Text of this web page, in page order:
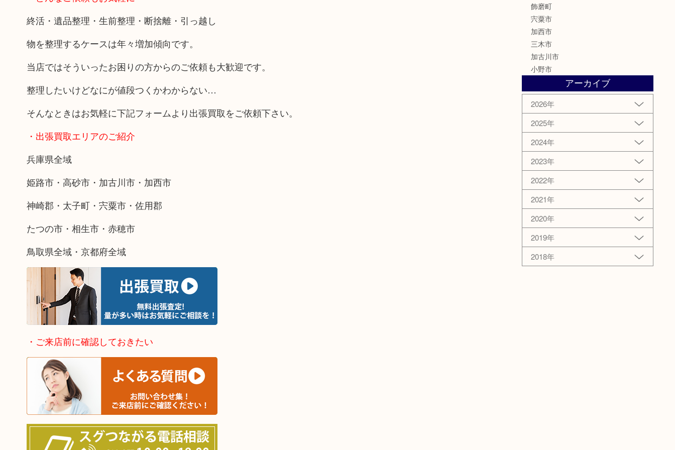
終活・遺品整理・生前整理・断捨離・引っ越し
物を整理するケースは年々増加傾向です。
当店ではそういったお困りの方からのご依頼も大歓迎です。
整理したいけどなにが値段つくかわからない…
そんなときはお気軽に下記フォームより出張買取をご依頼下さい。
・出張買取エリアのご紹介
兵庫県全域
姫路市・高砂市・加古川市・加西市
神崎郡・太子町・宍粟市・佐用郡
たつの市・相生市・赤穂市
鳥取県全域・京都府全域
・ご来店前に確認しておきたい
飾磨町
宍粟市
加西市
三木市
加古川市
小野市
アーカイブ
2026年
2025年
2024年
2023年
2022年
2021年
2020年
2019年
2018年